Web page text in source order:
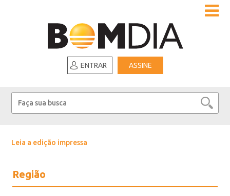
ENTRAR ASSINE
Leia a edição impressa
Região